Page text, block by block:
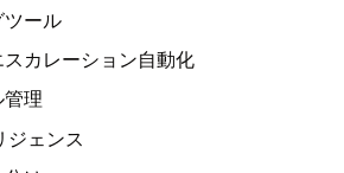
ール
カレーション自動化
理
ジェンス